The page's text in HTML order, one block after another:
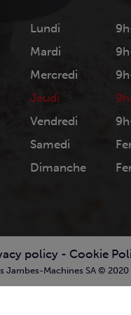
Lundi
Mardi
Mercredi
Jeudi
Vendredi
Samedi
Dimanche
policy - Cookie
Jambes-Machines SA © 2020